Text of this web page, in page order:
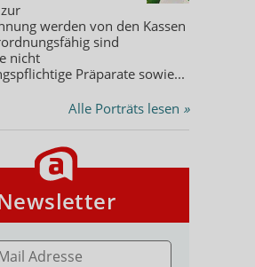
werden von den Kassen
sind
nicht
Präparate sowie...
Alle Porträts lesen »